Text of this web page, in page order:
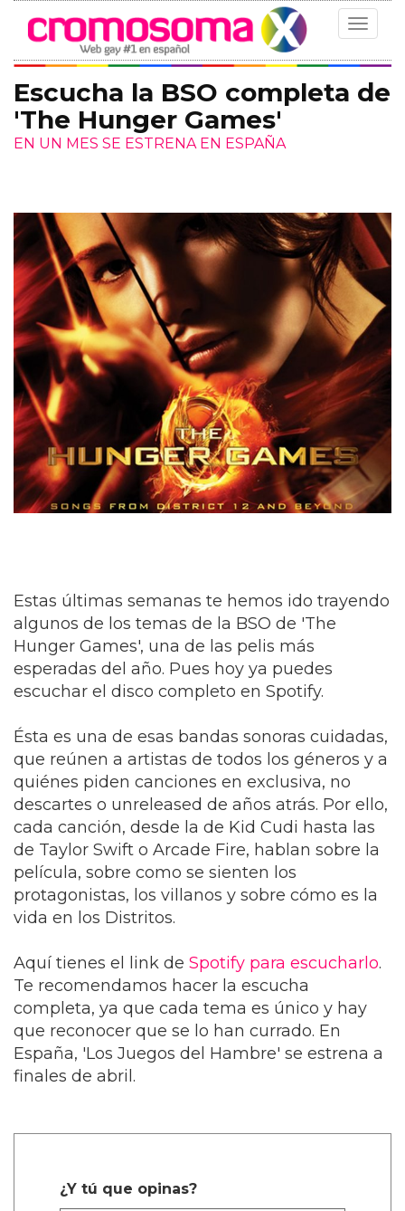
Toggle
Escucha la BSO completa de
'The Hunger Games'
EN UN MES SE ESTRENA EN ESPAÑA
Estas últimas semanas te hemos ido trayendo
algunos de los temas de la BSO de 'The
Hunger Games', una de las pelis más
esperadas del año. Pues hoy ya puedes
escuchar el disco completo en Spotify.
Ésta es una de esas bandas sonoras cuidadas,
que reúnen a artistas de todos los géneros y a
quiénes piden canciones en exclusiva, no
descartes o unreleased de años atrás. Por ello,
cada canción, desde la de Kid Cudi hasta las
de Taylor Swift o Arcade Fire, hablan sobre la
película, sobre como se sienten los
protagonistas, los villanos y sobre cómo es la
vida en los Distritos.
Aquí tienes el link de Spotify para escucharlo.
Te recomendamos hacer la escucha
completa, ya que cada tema es único y hay
que reconocer que se lo han currado. En
España, 'Los Juegos del Hambre' se estrena a
finales de abril.
¿Y tú que opinas?